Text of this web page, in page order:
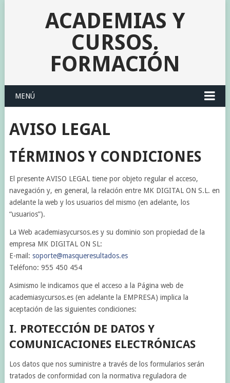
ACADEMIAS Y
CURSOS.
FORMACIÓN
MENÚ
AVISO LEGAL
TÉRMINOS Y CONDICIONES
El presente AVISO LEGAL tiene por objeto regular el acceso,
navegación y, en general, la relación entre MK DIGITAL ON S.L. en
adelante la web y los usuarios del mismo (en adelante, los
“usuarios”).
La Web academiasycursos.es y su dominio son propiedad de la
empresa MK DIGITAL ON SL:
E-mail: soporte@masqueresultados.es
Teléfono: 955 450 454
Asimismo le indicamos que el acceso a la Página web de
academiasycursos.es (en adelante la EMPRESA) implica la
aceptación de las siguientes condiciones:
I. PROTECCIÓN DE DATOS Y
COMUNICACIONES ELECTRÓNICAS
Los datos que nos suministre a través de los formularios serán
tratados de conformidad con la normativa reguladora de